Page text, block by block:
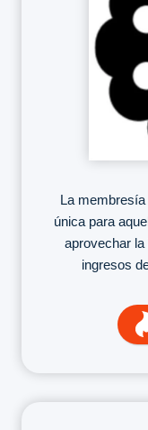
La
única para
aprovechar la
ingresos